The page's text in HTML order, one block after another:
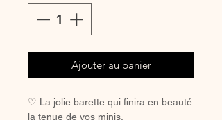
Ajouter au panier
♡ La jolie barette qui finira en beauté
la tenue de vos minis.